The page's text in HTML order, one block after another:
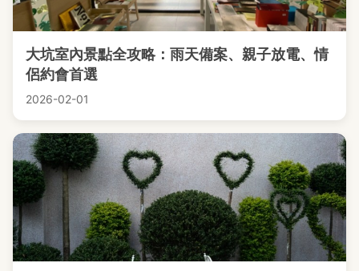
大坑室內景點全攻略：雨天備案、親子放電、情
侶約會首選
2026-02-01